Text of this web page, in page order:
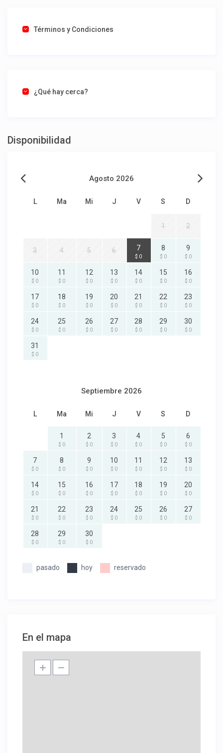
Términos y Condiciones
¿Qué hay cerca?
Disponibilidad
Agosto 2026
L Ma Mi J V S D
1 2
3 4 5 6 7
$ 0
8
$ 0
9
$ 0
10
$ 0
11
$ 0
12
$ 0
13
$ 0
14
$ 0
15
$ 0
16
$ 0
17
$ 0
18
$ 0
19
$ 0
20
$ 0
21
$ 0
22
$ 0
23
$ 0
24
$ 0
25
$ 0
26
$ 0
27
$ 0
28
$ 0
29
$ 0
30
$ 0
31
$ 0
Septiembre 2026
L Ma Mi J V S D
1
$ 0
2
$ 0
3
$ 0
4
$ 0
5
$ 0
6
$ 0
7
$ 0
8
$ 0
9
$ 0
10
$ 0
11
$ 0
12
$ 0
13
$ 0
14
$ 0
15
$ 0
16
$ 0
17
$ 0
18
$ 0
19
$ 0
20
$ 0
21
$ 0
22
$ 0
23
$ 0
24
$ 0
25
$ 0
26
$ 0
27
$ 0
28
$ 0
29
$ 0
30
$ 0
pasado hoy reservado
En el mapa